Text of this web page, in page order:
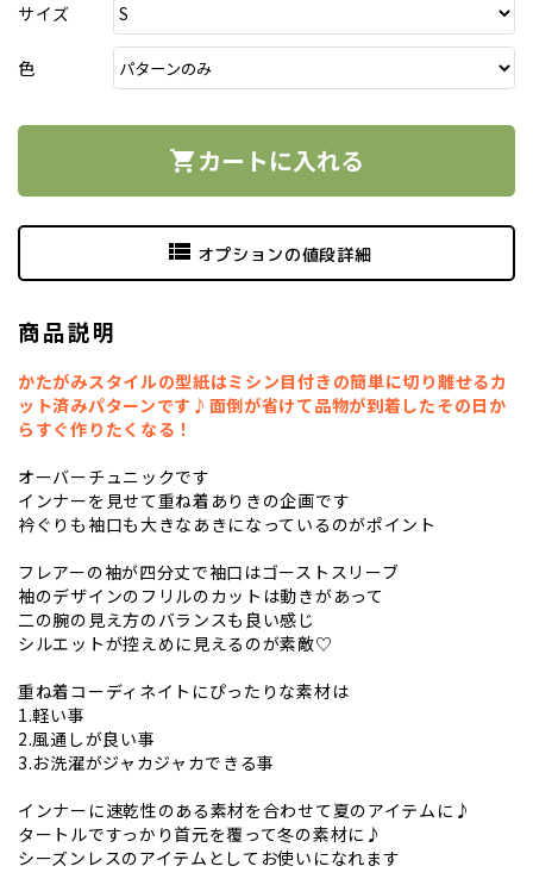
サイズ
色
shopping_cart カートに入れる
view_list オプションの値段詳細
商品説明
かたがみスタイルの型紙はミシン目付きの簡単に切り離せるカ
ット済みパターンです♪面倒が省けて品物が到着したその日か
らすぐ作りたくなる！
オーバーチュニックです
インナーを見せて重ね着ありきの企画です
衿ぐりも袖口も大きなあきになっているのがポイント
フレアーの袖が四分丈で袖口はゴーストスリーブ
袖のデザインのフリルのカットは動きがあって
二の腕の見え方のバランスも良い感じ
シルエットが控えめに見えるのが素敵♡
重ね着コーディネイトにぴったりな素材は
1.軽い事
2.風通しが良い事
3.お洗濯がジャカジャカできる事
インナーに速乾性のある素材を合わせて夏のアイテムに♪
タートルですっかり首元を覆って冬の素材に♪
シーズンレスのアイテムとしてお使いになれます